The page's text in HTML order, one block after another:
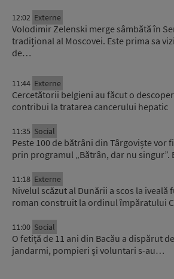
12:02 Externe
Volodimir Zelenski merge sâmbătă în
tradițional al Moscovei. Este prima sa
de…
11:44 Externe
Cercetătorii belgieni au făcut o
contribui la tratarea cancerului hepatic
11:35 Social
Peste 100 de bătrâni din Târgoviște vor
prin programul „Bătrân, dar nu
11:18 Externe
Nivelul scăzut al Dunării a scos la
roman construit la ordinul împăratului
11:00 Social
O fetiță de 11 ani din Bacău a dispărut
jandarmi, pompieri și voluntari s-au…